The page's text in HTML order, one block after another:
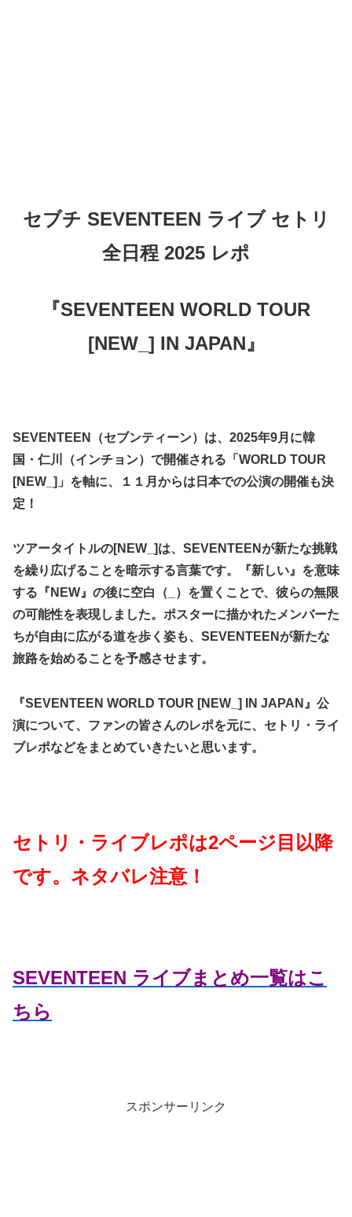
セブチ SEVENTEEN ライブ セトリ
全日程 2025 レポ
『SEVENTEEN WORLD TOUR
[NEW_] IN JAPAN』
SEVENTEEN（セブンティーン）は、2025年9月に韓
国・仁川（インチョン）で開催される「WORLD TOUR
[NEW_]」を軸に、１１月からは日本での公演の開催も決
定！
ツアータイトルの[NEW_]は、SEVENTEENが新たな挑戦
を繰り広げることを暗示する言葉です。『新しい』を意味
する『NEW』の後に空白（_）を置くことで、彼らの無限
の可能性を表現しました。ポスターに描かれたメンバーた
ちが自由に広がる道を歩く姿も、SEVENTEENが新たな
旅路を始めることを予感させます。
『SEVENTEEN WORLD TOUR [NEW_] IN JAPAN』公
演について、ファンの皆さんのレポを元に、セトリ・ライ
ブレポなどをまとめていきたいと思います。
セトリ・ライブレポは2ページ目以降
です。ネタバレ注意！
SEVENTEEN ライブまとめ一覧はこ
ちら
スポンサーリンク